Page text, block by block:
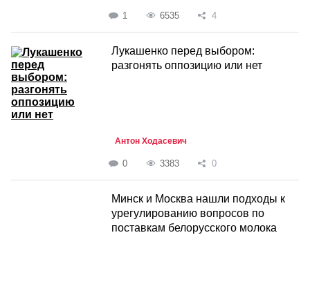
1 6535 4
Лукашенко перед выбором:
разгонять оппозицию или нет
Антон Ходасевич
0 3383 0
Минск и Москва нашли подходы к
урегулированию вопросов по
поставкам белорусского молока